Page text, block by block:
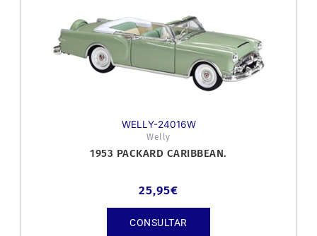
WELLY-24016W
Welly
1953 PACKARD CARIBBEAN.
25,95€
CONSULTAR